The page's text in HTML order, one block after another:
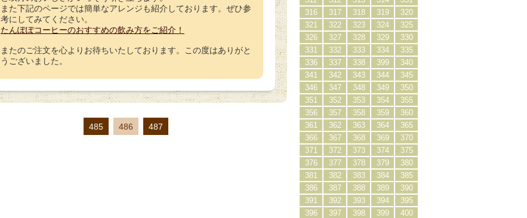
また下記のページでは簡単なアレンジも紹介しております。ぜひ参
考にしてみてください。
たんぽぽコーヒーのおすすめの飲み方をご紹介！
またのご注文を心よりお待ちいたしております。この度はありがと
うございました。
485 486 487
316
317 318 319
320
321
322 323 324
325
326
327 328 329
330
331
332 333 334
335
336
337 338 399
340
341
342 343 344
345
346
347 348 349
350
351
352 353 354
355
356
357 358 359
360
361
362 363 364
365
366
367 368 369
370
371
372 373 374
375
376
377 378 379
380
381
382 383 384
385
386
387 388 389
390
391
392 393 394
395
396
397 398 399
400